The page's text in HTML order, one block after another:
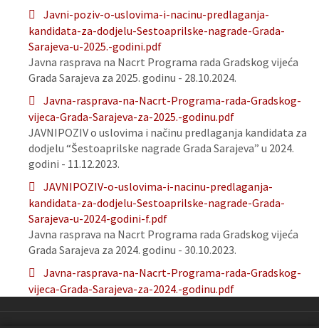
Javni-poziv-o-uslovima-i-nacinu-predlaganja-
kandidata-za-dodjelu-Sestoaprilske-nagrade-Grada-
Sarajeva-u-2025.-godini.pdf
Javna rasprava na Nacrt Programa rada Gradskog vijeća
Grada Sarajeva za 2025. godinu - 28.10.2024.
Javna-rasprava-na-Nacrt-Programa-rada-Gradskog-
vijeca-Grada-Sarajeva-za-2025.-godinu.pdf
JAVNIPOZIV o uslovima i načinu predlaganja kandidata za
dodjelu “Šestoaprilske nagrade Grada Sarajeva” u 2024.
godini - 11.12.2023.
JAVNIPOZIV-o-uslovima-i-nacinu-predlaganja-
kandidata-za-dodjelu-Sestoaprilske-nagrade-Grada-
Sarajeva-u-2024-godini-f.pdf
Javna rasprava na Nacrt Programa rada Gradskog vijeća
Grada Sarajeva za 2024. godinu - 30.10.2023.
Javna-rasprava-na-Nacrt-Programa-rada-Gradskog-
vijeca-Grada-Sarajeva-za-2024.-godinu.pdf